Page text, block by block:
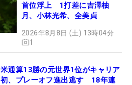
首位浮上 1打差に吉澤柚
月、小林光希、全美貞
2026年8月8日 (土) 13時04分
1
米通算13勝の元世界1位がキャリア
初、プレーオフ進出逃す 18年連